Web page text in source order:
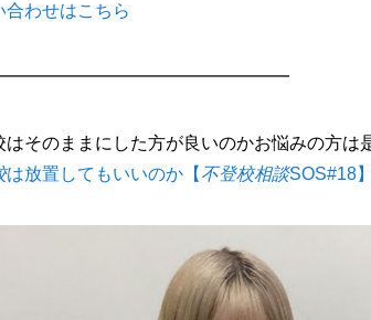
合わせはこちら
はそのままにした方が良いのかお悩みの方は
は放置してもいいのか【 不登校相談SOS#18】